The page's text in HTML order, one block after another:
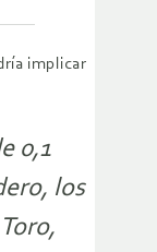
implicar
0,1
los